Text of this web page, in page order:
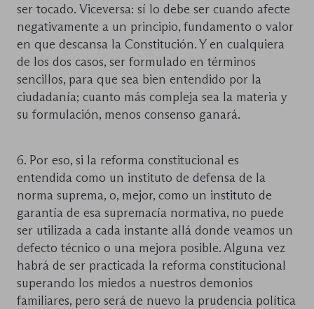
ser tocado. Viceversa: sí lo debe ser cuando afecte
negativamente a un principio, fundamento o valor
en que descansa la Constitución. Y en cualquiera
de los dos casos, ser formulado en términos
sencillos, para que sea bien entendido por la
ciudadanía; cuanto más compleja sea la materia y
su formulación, menos consenso ganará.
6. Por eso, si la reforma constitucional es
entendida como un instituto de defensa de la
norma suprema, o, mejor, como un instituto de
garantía de esa supremacía normativa, no puede
ser utilizada a cada instante allá donde veamos un
defecto técnico o una mejora posible. Alguna vez
habrá de ser practicada la reforma constitucional
superando los miedos a nuestros demonios
familiares, pero será de nuevo la prudencia política